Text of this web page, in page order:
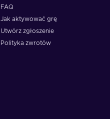
FAQ
Jak aktywować grę
Utwórz zgłoszenie
Polityka zwrotów